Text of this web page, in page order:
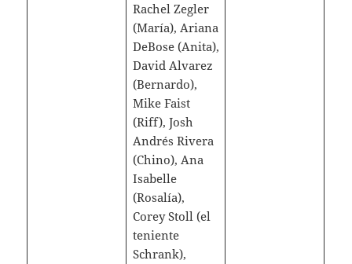
Rachel Zegler
(María), Ariana
DeBose (Anita),
David Alvarez
(Bernardo),
Mike Faist
(Riff), Josh
Andrés Rivera
(Chino), Ana
Isabelle
(Rosalía),
Corey Stoll (el
teniente
Schrank),